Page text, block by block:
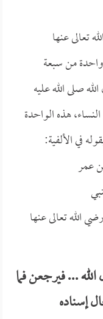
تعالى عنها
من سبعة
صلى الله عليه
هذه الواحدة
في الألفية:
عمر
رضي الله تعالى عنها
... فيرجعن فما
إسناده